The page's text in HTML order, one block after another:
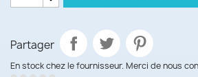
Partager
En stock chez le fournisseur. Merci de nous